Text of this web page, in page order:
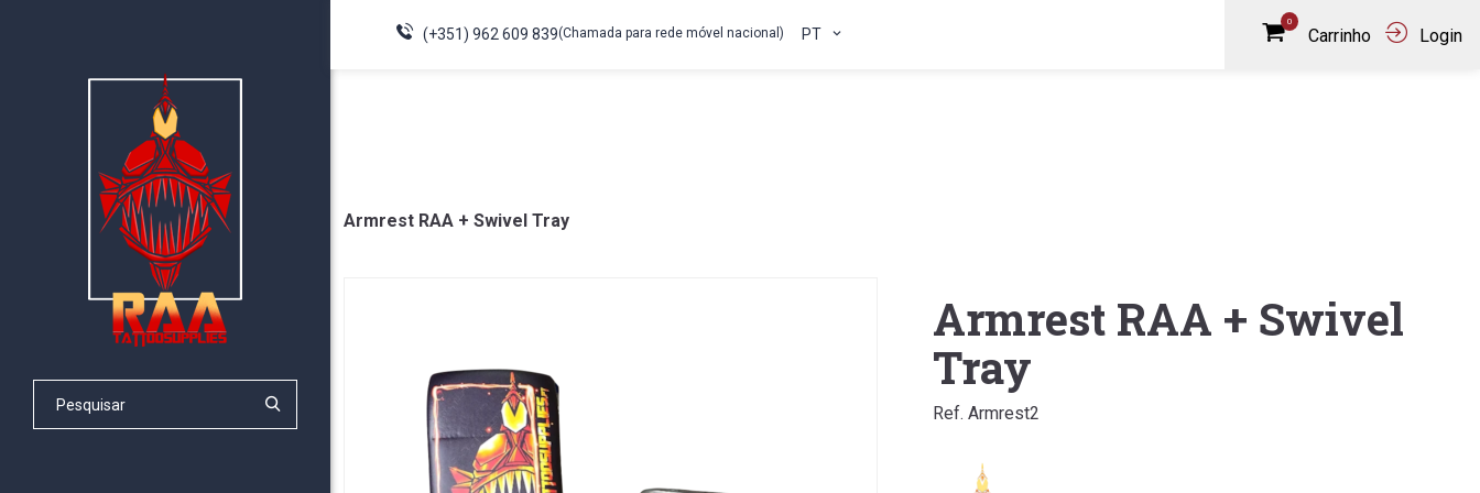
(+351) 962 609 839(Chamada para rede móvel nacional) PT
0
Carrinho Login
Armrest RAA + Swivel Tray
Armrest RAA + Swivel
Tray
Ref. Armrest2